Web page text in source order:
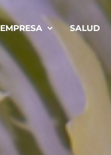
EMPRESA SALUD